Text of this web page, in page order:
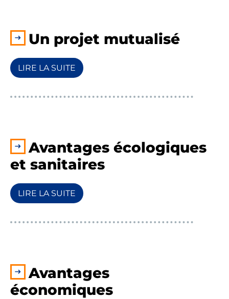
Un projet mutualisé
LIRE LA SUITE
Avantages écologiques
et sanitaires
LIRE LA SUITE
Avantages
économiques